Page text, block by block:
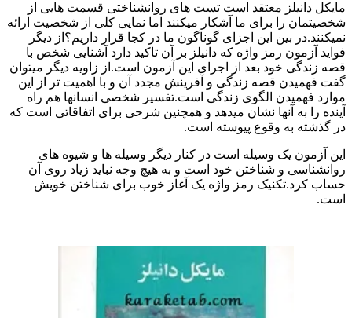
مایکل دانیلز معتقد است تست های روانشناختی قسمت هایی از
شخصیتمان را برای ما آشکار میکنند اما نمایی کلی از شخصیت ارائه
نمیکنند.در بین این اجزای گوناگون ما در کجا قرار داریم؟از دیگر
فواید آزمون رمز واژه که دانیلز بر آن تاکید دارد آشنایی شخص با
قصه زندگی خود بعد از اجرای این آزمون است.از زاویه دیگر میتوان
گفت فهمیدن قصه زندگی و آفرینش مجدد آن و با اهمیت تر از این
موارد فهمیدن الگوی زندگی است.تفسیر شخصی انسانها هم راه
آینده را به آنها نشان میدهد و همچنین شرحی برای اتفاقاتی است که
در گذشته به وقوع پیوسته است.
این آزمون یک وسیله است در کنار دیگر وسیله ها و شیوه های
روانشناسی و شناختن خود است و به هیچ وجه نباید زیاد روی آن
حساب کرد.تکنیک رمز واژه یک آغاز خوب برای شناختن خویش
است.